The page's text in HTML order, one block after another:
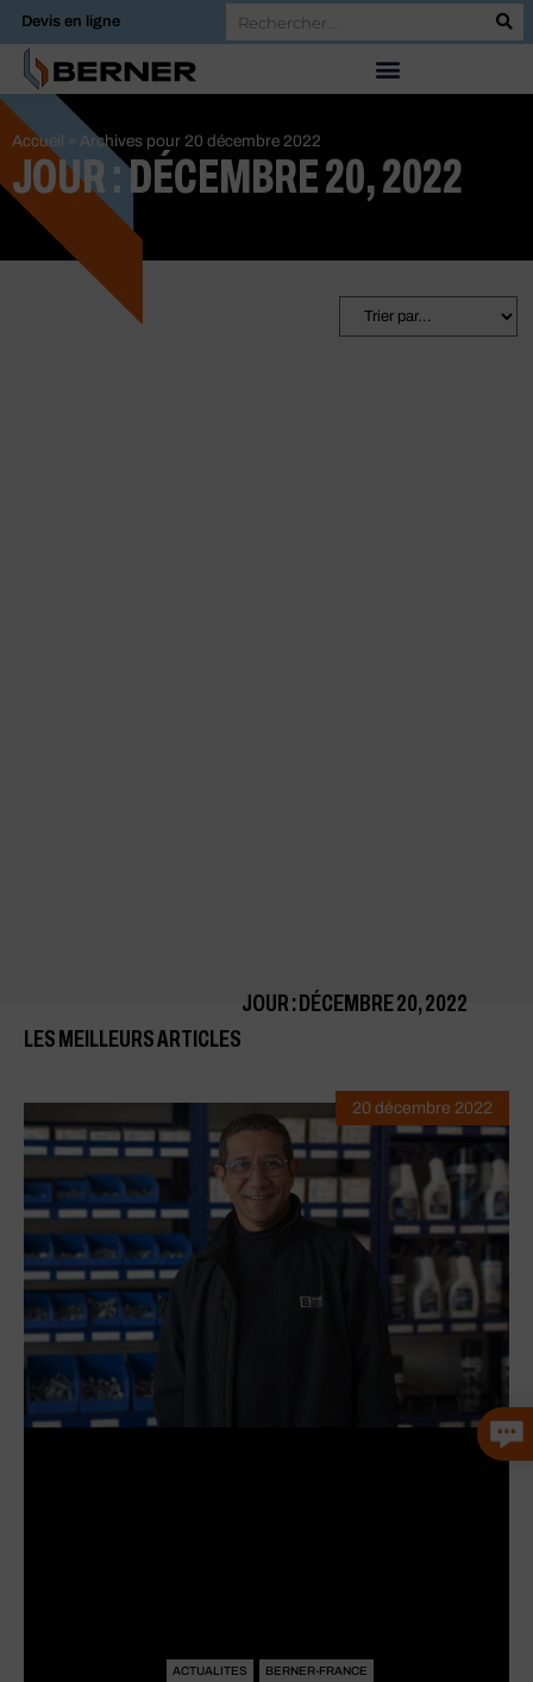
Devis en ligne
Accueil » Archives pour 20 décembre 2022
JOUR : DÉCEMBRE 20, 2022
LES MEILLEURS ARTICLES
JOUR : DÉCEMBRE 20, 2022
ACTUALITES BERNER-FRANCE
20 décembre 2022